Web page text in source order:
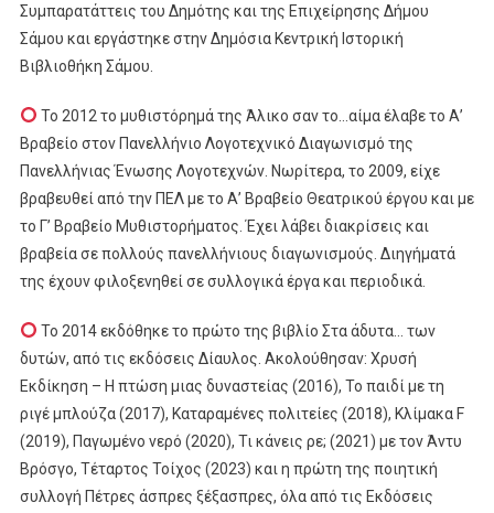
Συμπαρατάττεις του Δημότης και της Επιχείρησης Δήμου
Σάμου και εργάστηκε στην Δημόσια Κεντρική Ιστορική
Βιβλιοθήκη Σάμου.
Το 2012 το μυθιστόρημά της Άλικο σαν το…αίμα έλαβε το Α’
Βραβείο στον Πανελλήνιο Λογοτεχνικό Διαγωνισμό της
Πανελλήνιας Ένωσης Λογοτεχνών. Νωρίτερα, το 2009, είχε
βραβευθεί από την ΠΕΛ με το Α’ Βραβείο Θεατρικού έργου και με
το Γ’ Βραβείο Μυθιστορήματος. Έχει λάβει διακρίσεις και
βραβεία σε πολλούς πανελλήνιους διαγωνισμούς. Διηγήματά
της έχουν φιλοξενηθεί σε συλλογικά έργα και περιοδικά.
Το 2014 εκδόθηκε το πρώτο της βιβλίο Στα άδυτα… των
δυτών, από τις εκδόσεις Δίαυλος. Ακολούθησαν: Χρυσή
Εκδίκηση – Η πτώση μιας δυναστείας (2016), Το παιδί με τη
ριγέ μπλούζα (2017), Καταραμένες πολιτείες (2018), Κλίμακα F
(2019), Παγωμένο νερό (2020), Τι κάνεις ρε; (2021) με τον Άντυ
Βρόσγο, Τέταρτος Τοίχος (2023) και η πρώτη της ποιητική
συλλογή Πέτρες άσπρες ξέξασπρες, όλα από τις Εκδόσεις